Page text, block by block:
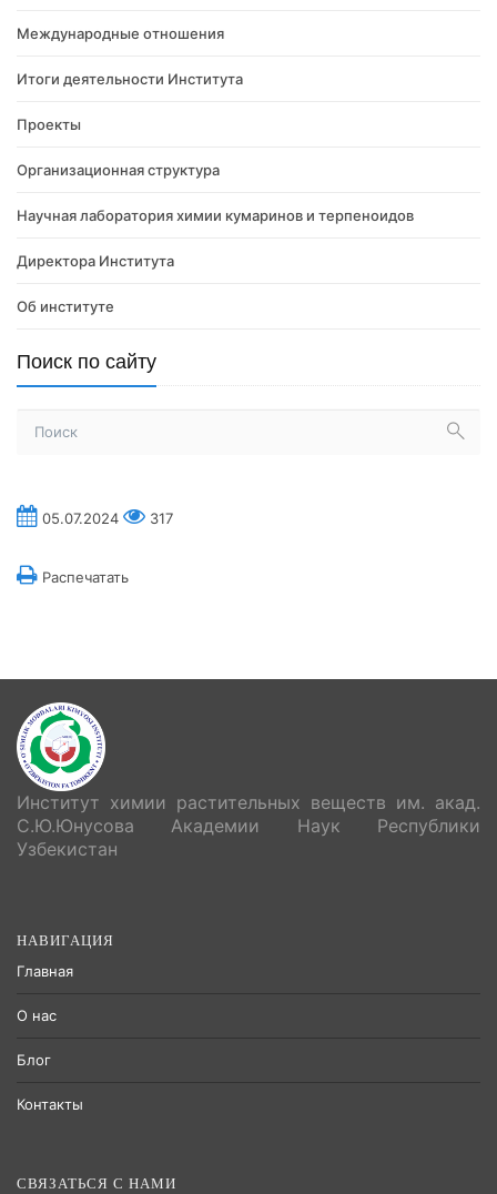
Международные отношения
Итоги деятельности Института
Проекты
Организационная структура
Научная лаборатория химии кумаринов и терпеноидов
Директора Института
Об институте
Поиск по сайту
05.07.2024 317
Распечатать
Институт химии растительных веществ им. акад.
С.Ю.Юнусова Академии Наук Республики
Узбекистан
НАВИГАЦИЯ
Главная
О нас
Блог
Контакты
СВЯЗАТЬСЯ С НАМИ